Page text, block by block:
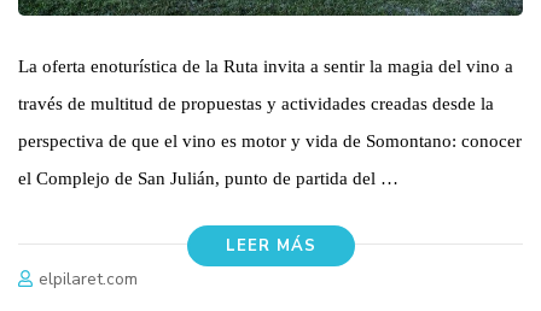
La oferta enoturística de la Ruta invita a sentir la magia del vino a
través de multitud de propuestas y actividades creadas desde la
perspectiva de que el vino es motor y vida de Somontano: conocer
el Complejo de San Julián, punto de partida del …
LEER MÁS
elpilaret.com